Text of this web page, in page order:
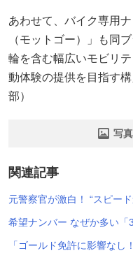
あわせて、バイク専用
（モットゴー）」も同
輪を含む幅広いモビリ
動体験の提供を目指す
部）
写
関連記事
元警察官が激白！ “スピー
希望ナンバー なぜか多い「
「ゴールド免許に影響な